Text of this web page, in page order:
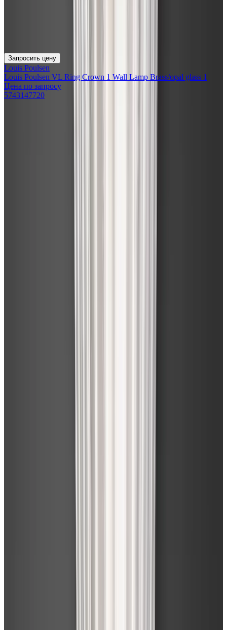
Запросить цену
Louis Poulsen
Louis Poulsen VL Ring Crown 1 Wall Lamp Brass/opal glass 1
Цена по запросу
5743147720